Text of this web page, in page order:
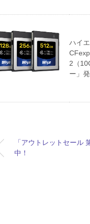
ハイ
2（
ー」
「アウトレットセール
中！